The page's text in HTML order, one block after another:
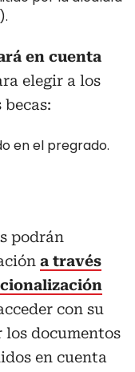
en cuenta
elegir a los
en el pregrado.
podrán
a través
con su
documentos
en cuenta